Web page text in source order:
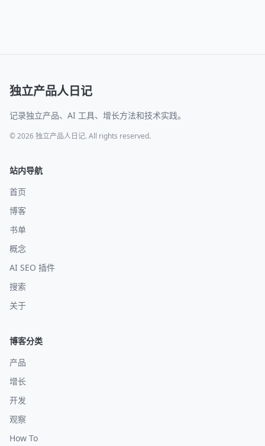
独立产品人日记
记录独立产品、AI 工具、增长方法和技术实践。
© 2026 独立产品人日记. All rights reserved.
站内导航
首页
博客
书单
概念
AI SEO 插件
搜索
关于
博客分类
产品
增长
开发
观察
How To